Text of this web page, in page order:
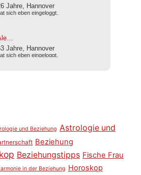
und Beziehung Astrologie und
Beziehung
Beziehungstipps Fische Frau
in der Beziehung Horoskop